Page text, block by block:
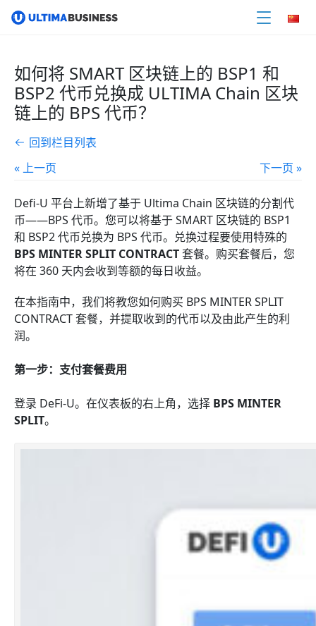
如何将 SMART 区块链上的 BSP1 和
BSP2 代币兑换成 ULTIMA Chain 区块
链上的 BPS 代币？
回到栏目列表
« 上一页
下一页 »
Defi-U 平台上新增了基于 Ultima Chain 区块链的分割代
币——BPS 代币。您可以将基于 SMART 区块链的 BSP1
和 BSP2代币兑换为 BPS 代币。兑换过程要使用特殊的
BPS MINTER SPLIT CONTRACT套餐。购买套餐后，您
将在 360 天内会收到等额的每日收益。
在本指南中，我们将教您如何购买 BPS MINTER SPLIT
CONTRACT 套餐，并提取收到的代币以及由此产生的利
润。
第一步：支付套餐费用
登录 DeFi-U。在仪表板的右上角，选择 BPS MINTER
SPLIT。